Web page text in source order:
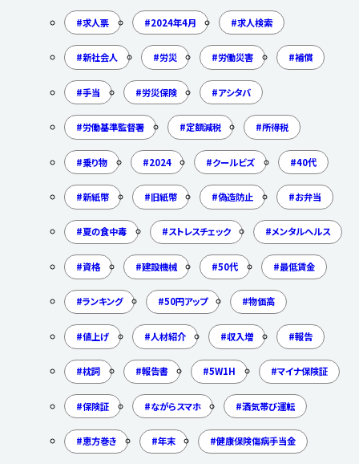
求人票 2024年4月 求人検索
新社会人 労災 労働災害 補償
手当 労災保険 アシタバ
労働基準監督署 定額減税 所得税
乗り物 2024 クールビズ 40代
新紙幣 旧紙幣 偽造防止 お弁当
夏の食中毒 ストレスチェック メンタルヘルス
資格 建設機械 50代 最低賃金
ランキング 50円アップ 物価高
値上げ 人材紹介 収入増 報告
枕詞 報告書 5W1H マイナ保険証
保険証 ながらスマホ 酒気帯び運転
恵方巻き 年末 健康保険傷病手当金